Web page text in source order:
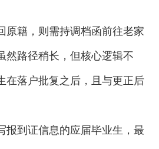
籍，则需持调档函前往老家
然路径稍长，但核心逻辑不
在落户批复之后，且与更正后
到证信息的应届毕业生，最